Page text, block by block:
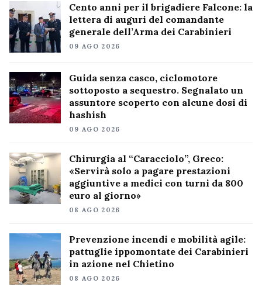
Cento anni per il brigadiere Falcone: la
lettera di auguri del comandante
generale dell’Arma dei Carabinieri
09 AGO 2026
Guida senza casco, ciclomotore
sottoposto a sequestro. Segnalato un
assuntore scoperto con alcune dosi di
hashish
09 AGO 2026
Chirurgia al “Caracciolo”, Greco:
«Servirà solo a pagare prestazioni
aggiuntive a medici con turni da 800
euro al giorno»
08 AGO 2026
Prevenzione incendi e mobilità agile:
pattuglie ippomontate dei Carabinieri
in azione nel Chietino
08 AGO 2026